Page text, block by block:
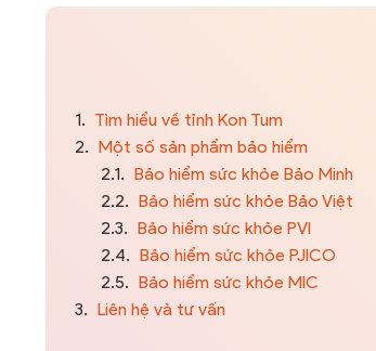
1. Tìm hiểu về tỉnh Kon Tum
2. Một số sản phẩm bảo hiểm
2.1. Bảo hiểm sức khỏe Bảo Minh
2.2. Bảo hiểm sức khỏe Bảo Việt
2.3. Bảo hiểm sức khỏe PVI
2.4. Bảo hiểm sức khỏe PJICO
2.5. Bảo hiểm sức khỏe MIC
3. Liên hệ và tư vấn